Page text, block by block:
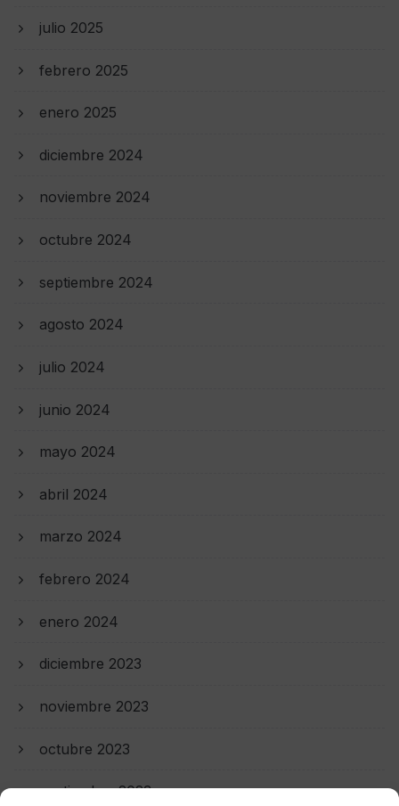
julio 2025
febrero 2025
enero 2025
diciembre 2024
noviembre 2024
octubre 2024
septiembre 2024
agosto 2024
julio 2024
junio 2024
mayo 2024
abril 2024
marzo 2024
febrero 2024
enero 2024
diciembre 2023
noviembre 2023
octubre 2023
septiembre 2023